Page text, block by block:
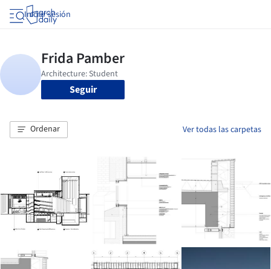
Iniciar sesión
Seguir
Ordenar Ver todas las carpetas